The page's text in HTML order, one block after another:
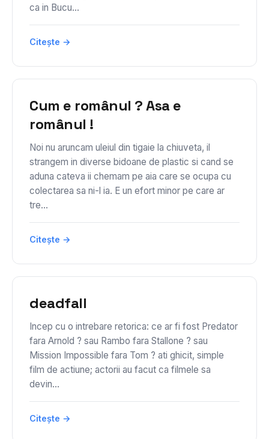
ca in Bucu...
Citește →
Cum e românul ? Asa e
românul !
Noi nu aruncam uleiul din tigaie la chiuveta, il
strangem in diverse bidoane de plastic si cand se
aduna cateva ii chemam pe aia care se ocupa cu
colectarea sa ni-l ia. E un efort minor pe care ar
tre...
Citește →
deadfall
Incep cu o intrebare retorica: ce ar fi fost Predator
fara Arnold ? sau Rambo fara Stallone ? sau
Mission Impossible fara Tom ? ati ghicit, simple
film de actiune; actorii au facut ca filmele sa
devin...
Citește →